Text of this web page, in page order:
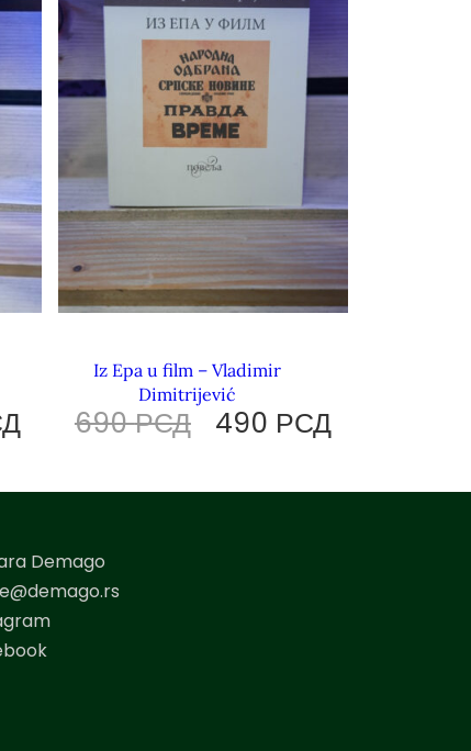
Iz Epa u film – Vladimir
Dimitrijević
690РСД 490 РСД
Demago